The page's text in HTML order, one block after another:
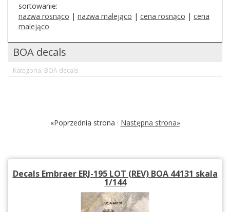
sortowanie:
nazwa rosnąco | nazwa malejąco | cena rosnąco | cena
malejąco
BOA decals
Kategoria: BOA decals
«Poprzednia strona · Następna strona»
Decals Embraer ERJ-195 LOT (REV) BOA 44131 skala
1/144